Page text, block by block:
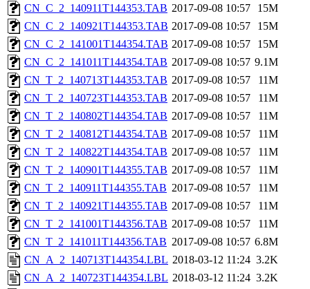
CN_C_2_140911T144353.TAB 2017-09-08 10:57
15M
CN_C_2_140921T144353.TAB 2017-09-08 10:57
15M
CN_C_2_141001T144354.TAB 2017-09-08 10:57
15M
CN_C_2_141011T144354.TAB 2017-09-08 10:57 9.1M
CN_T_2_140713T144353.TAB 2017-09-08 10:57
11M
CN_T_2_140723T144353.TAB 2017-09-08 10:57
11M
CN_T_2_140802T144354.TAB 2017-09-08 10:57
11M
CN_T_2_140812T144354.TAB 2017-09-08 10:57
11M
CN_T_2_140822T144354.TAB 2017-09-08 10:57
11M
CN_T_2_140901T144355.TAB 2017-09-08 10:57
11M
CN_T_2_140911T144355.TAB 2017-09-08 10:57
11M
CN_T_2_140921T144355.TAB 2017-09-08 10:57
11M
CN_T_2_141001T144356.TAB 2017-09-08 10:57
11M
CN_T_2_141011T144356.TAB 2017-09-08 10:57 6.8M
CN_A_2_140713T144354.LBL 2018-03-12 11:24 3.2K
CN_A_2_140723T144354.LBL 2018-03-12 11:24 3.2K